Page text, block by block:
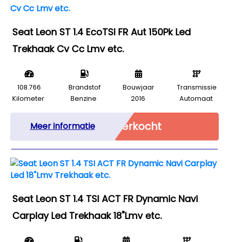
Seat Leon ST 1.4 EcoTSI FR Aut 150Pk Led
Trekhaak Cv Cc Lmv etc.
108.766
Kilometer
Brandstof
Benzine
Bouwjaar
2016
Transmissie
Automaat
Meer informatie Verkocht
Seat Leon ST 1.4 TSI ACT FR Dynamic Navi
Carplay Led Trekhaak 18"Lmv etc.